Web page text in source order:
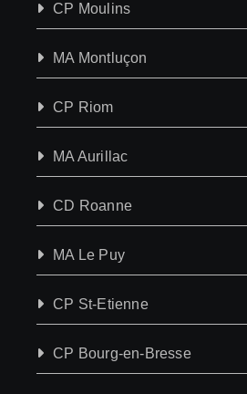
CP Moulins
MA Montluçon
CP Riom
MA Aurillac
CD Roanne
MA Le Puy
CP St-Etienne
CP Bourg-en-Bresse